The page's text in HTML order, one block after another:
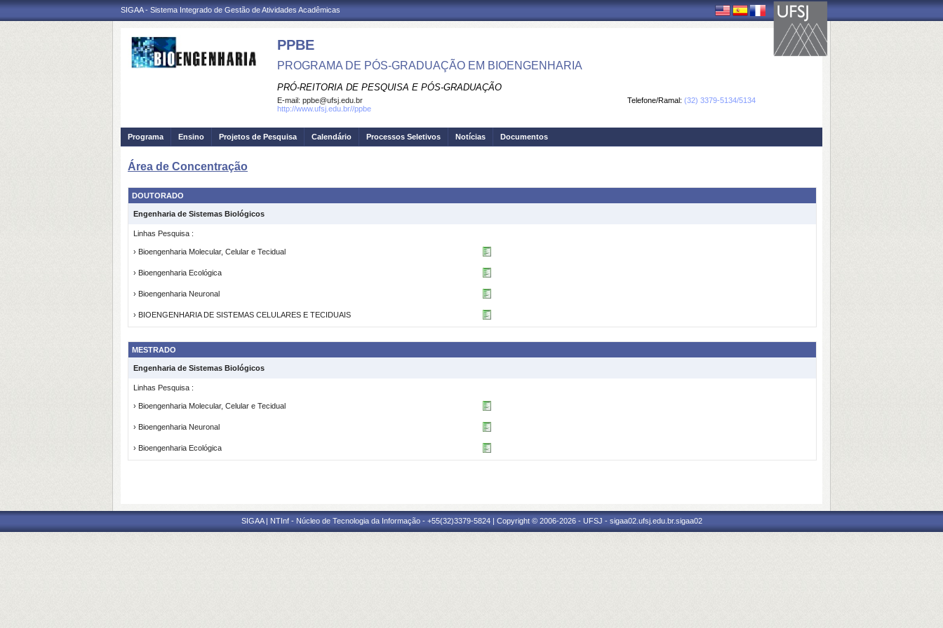
SIGAA - Sistema Integrado de Gestão de Atividades Acadêmicas
PPBE
PROGRAMA DE PÓS-GRADUAÇÃO EM BIOENGENHARIA
PRÓ-REITORIA DE PESQUISA E PÓS-GRADUAÇÃO
Telefone/Ramal: (32) 3379-5134/5134
E-mail: ppbe@ufsj.edu.br
http://www.ufsj.edu.br//ppbe
Programa Ensino Projetos de Pesquisa Calendário Processos Seletivos Notícias Documentos
Área de Concentração
DOUTORADO
Engenharia de Sistemas Biológicos
Linhas Pesquisa :
› Bioengenharia Molecular, Celular e Tecidual
› Bioengenharia Ecológica
› Bioengenharia Neuronal
› BIOENGENHARIA DE SISTEMAS CELULARES E TECIDUAIS
MESTRADO
Engenharia de Sistemas Biológicos
Linhas Pesquisa :
› Bioengenharia Molecular, Celular e Tecidual
› Bioengenharia Neuronal
› Bioengenharia Ecológica
SIGAA | NTInf - Núcleo de Tecnologia da Informação - +55(32)3379-5824 | Copyright © 2006-2026 - UFSJ - sigaa02.ufsj.edu.br.sigaa02